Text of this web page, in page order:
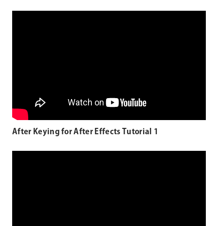
After Keying for After Effects Tutorial 1